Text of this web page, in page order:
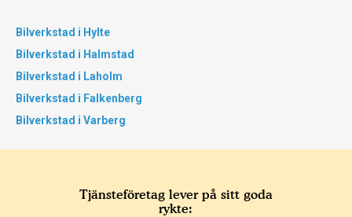
Bilverkstad i Hylte
Bilverkstad i Halmstad
Bilverkstad i Laholm
Bilverkstad i Falkenberg
Bilverkstad i Varberg
Tjänsteföretag lever på sitt goda
rykte: